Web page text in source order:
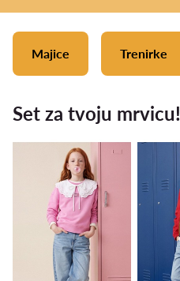
Majice Trenirke
Set za tvoju mrvicu!